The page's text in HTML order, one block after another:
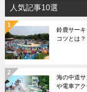
人気記事10選
鈴鹿サー
コツとは？
海の中道
や電車アク